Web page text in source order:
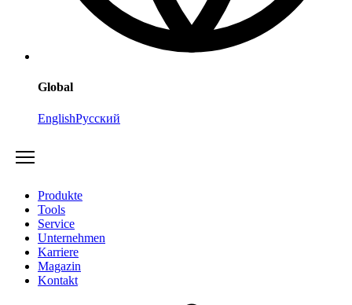
Global
EnglishРусский
Produkte
Tools
Service
Unternehmen
Karriere
Magazin
Kontakt